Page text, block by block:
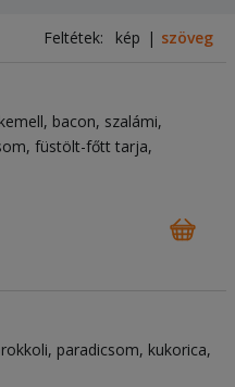
Feltétek: kép szöveg
bacon szalámi
füstölt-főtt tarja
paradicsom kukorica